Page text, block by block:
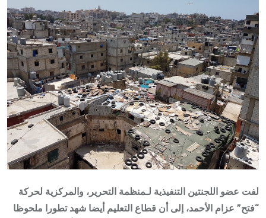
لفت عضو اللجنتين التنفيذية لـمنظمة التحرير، والمركزية لحركة
“فتح” عزام الأحمد، إلى أن قطاع التعليم أيضا شهد تطورا ملحوظا